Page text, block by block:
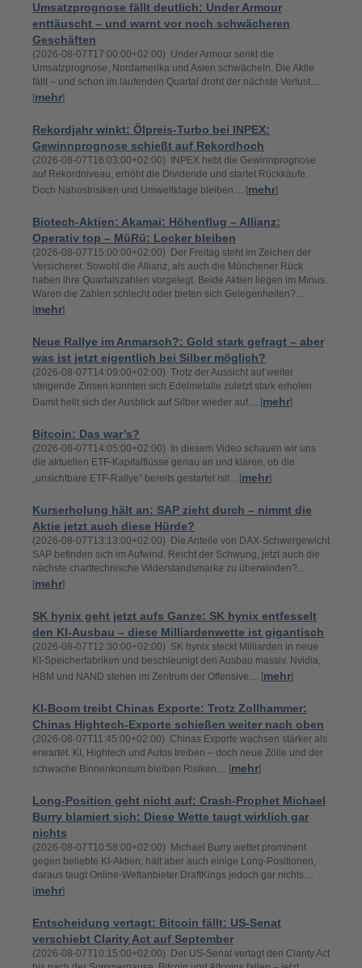
Umsatzprognose fällt deutlich: Under Armour
enttäuscht – und warnt vor noch schwächeren
Geschäften
(2026-08-07T17:00:00+02:00) Under Armour senkt die
Umsatzprognose, Nordamerika und Asien schwächeln. Die Aktie
fällt – und schon im laufenden Quartal droht der nächste Verlust....
[mehr]
Rekordjahr winkt: Ölpreis-Turbo bei INPEX:
Gewinnprognose schießt auf Rekordhoch
(2026-08-07T16:03:00+02:00) INPEX hebt die Gewinnprognose
auf Rekordniveau, erhöht die Dividende und startet Rückkäufe.
Doch Nahostrisiken und Umweltklage bleiben.... [mehr]
Biotech-Aktien: Akamai: Höhenflug – Allianz:
Operativ top – MüRü: Locker bleiben
(2026-08-07T15:00:00+02:00) Der Freitag steht im Zeichen der
Versicherer. Sowohl die Allianz, als auch die Münchener Rück
haben ihre Quartalszahlen vorgelegt. Beide Aktien liegen im Minus.
Waren die Zahlen schlecht oder bieten sich Gelegenheiten?...
[mehr]
Neue Rallye im Anmarsch?: Gold stark gefragt – aber
was ist jetzt eigentlich bei Silber möglich?
(2026-08-07T14:09:00+02:00) Trotz der Aussicht auf weiter
steigende Zinsen konnten sich Edelmetalle zuletzt stark erholen.
Damit hellt sich der Ausblick auf Silber wieder auf.... [mehr]
Bitcoin: Das war’s?
(2026-08-07T14:05:00+02:00) In diesem Video schauen wir uns
die aktuellen ETF-Kapitalflüsse genau an und klären, ob die
„unsichtbare ETF-Rallye“ bereits gestartet ist!... [mehr]
Kurserholung hält an: SAP zieht durch – nimmt die
Aktie jetzt auch diese Hürde?
(2026-08-07T13:13:00+02:00) Die Anteile von DAX-Schwergewicht
SAP befinden sich im Aufwind. Reicht der Schwung, jetzt auch die
nächste charttechnische Widerstandsmarke zu überwinden?...
[mehr]
SK hynix geht jetzt aufs Ganze: SK hynix entfesselt
den KI-Ausbau – diese Milliardenwette ist gigantisch
(2026-08-07T12:30:00+02:00) SK hynix steckt Milliarden in neue
KI-Speicherfabriken und beschleunigt den Ausbau massiv. Nvidia,
HBM und NAND stehen im Zentrum der Offensive.... [mehr]
KI-Boom treibt Chinas Exporte: Trotz Zollhammer:
Chinas Hightech-Exporte schießen weiter nach oben
(2026-08-07T11:45:00+02:00) Chinas Exporte wachsen stärker als
erwartet. KI, Hightech und Autos treiben – doch neue Zölle und der
schwache Binnenkonsum bleiben Risiken.... [mehr]
Long-Position geht nicht auf: Crash-Prophet Michael
Burry blamiert sich: Diese Wette taugt wirklich gar
nichts
(2026-08-07T10:58:00+02:00) Michael Burry wettet prominent
gegen beliebte KI-Aktien, hält aber auch einige Long-Positionen,
daraus taugt Online-Wettanbieter DraftKings jedoch gar nichts....
[mehr]
Entscheidung vertagt: Bitcoin fällt: US-Senat
verschiebt Clarity Act auf September
(2026-08-07T10:15:00+02:00) Der US-Senat vertagt den Clarity Act